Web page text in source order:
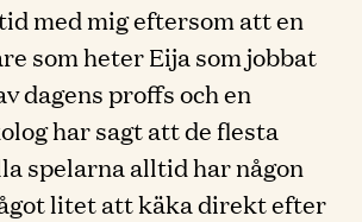
med mig eftersom att en
som heter Eija som jobbat
dagens proffs och en
har sagt att de flesta
spelarna alltid har någon
litet att käka direkt efter